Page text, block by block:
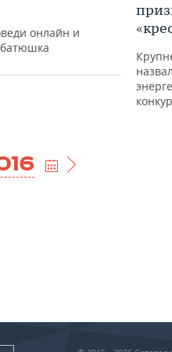
онлайн и